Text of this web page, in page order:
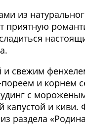
из
приятную
свежим
и корнем
с
капустой и
раздела